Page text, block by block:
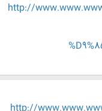
http://